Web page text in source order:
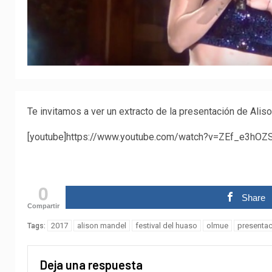
Te invitamos a ver un extracto de la presentación de
[youtube]https://www.youtube.com/
0
Compartir
Share
Tags: 2017 alison mandel festival del huaso olmue
Deja una respuesta